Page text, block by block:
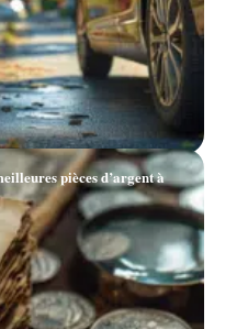
pièces d’argent à